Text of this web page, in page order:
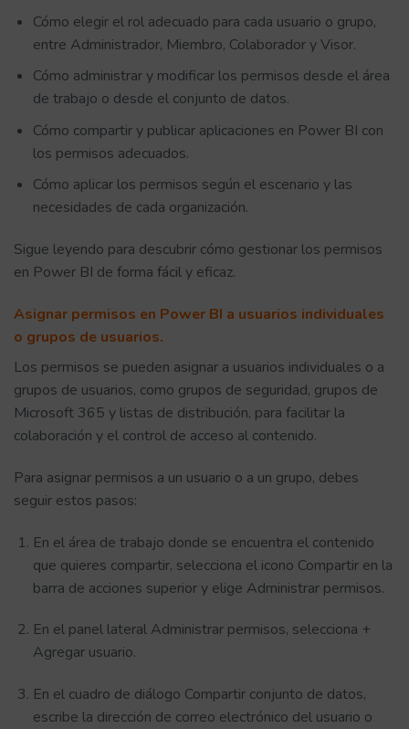
Cómo elegir el rol adecuado para cada usuario o grupo,
entre Administrador, Miembro, Colaborador y Visor.
Cómo administrar y modificar los permisos desde el área
de trabajo o desde el conjunto de datos.
Cómo compartir y publicar aplicaciones en Power BI con
los permisos adecuados.
Cómo aplicar los permisos según el escenario y las
necesidades de cada organización.
Sigue leyendo para descubrir cómo gestionar los permisos
en Power BI de forma fácil y eficaz.
Asignar permisos en Power BI a usuarios individuales
o grupos de usuarios.
Los permisos se pueden asignar a usuarios individuales o a
grupos de usuarios, como grupos de seguridad, grupos de
Microsoft 365 y listas de distribución, para facilitar la
colaboración y el control de acceso al contenido.
Para asignar permisos a un usuario o a un grupo, debes
seguir estos pasos:
En el área de trabajo donde se encuentra el contenido
que quieres compartir, selecciona el icono Compartir en la
barra de acciones superior y elige Administrar permisos.
En el panel lateral Administrar permisos, selecciona +
Agregar usuario.
En el cuadro de diálogo Compartir conjunto de datos,
escribe la dirección de correo electrónico del usuario o